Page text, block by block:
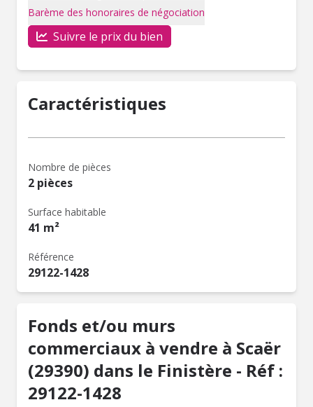
Barème des honoraires de négociation
Suivre le prix du bien
Caractéristiques
Nombre de pièces
2 pièces
Surface habitable
41 m²
Référence
29122-1428
Fonds et/ou murs
commerciaux à vendre à Scaër
(29390) dans le Finistère - Réf :
29122-1428